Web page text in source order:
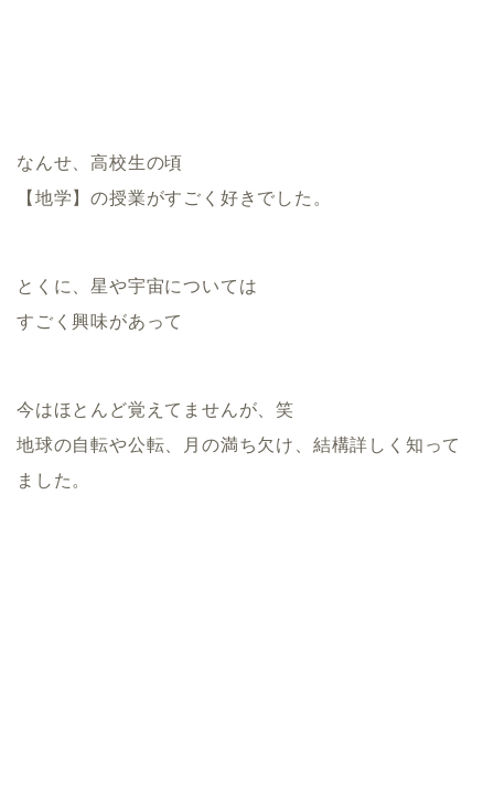
なんせ、高校生の頃
【地学】の授業がすごく好きでした。
とくに、星や宇宙については
すごく興味があって
今はほとんど覚えてませんが、笑
地球の自転や公転、月の満ち欠け、結構詳しく知って
ました。